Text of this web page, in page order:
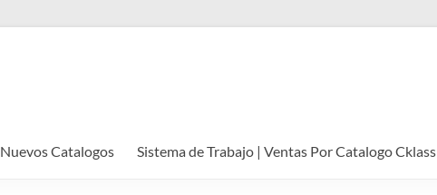
Nuevos Catalogos Sistema de Trabajo | Ventas Por Catalogo Cklass